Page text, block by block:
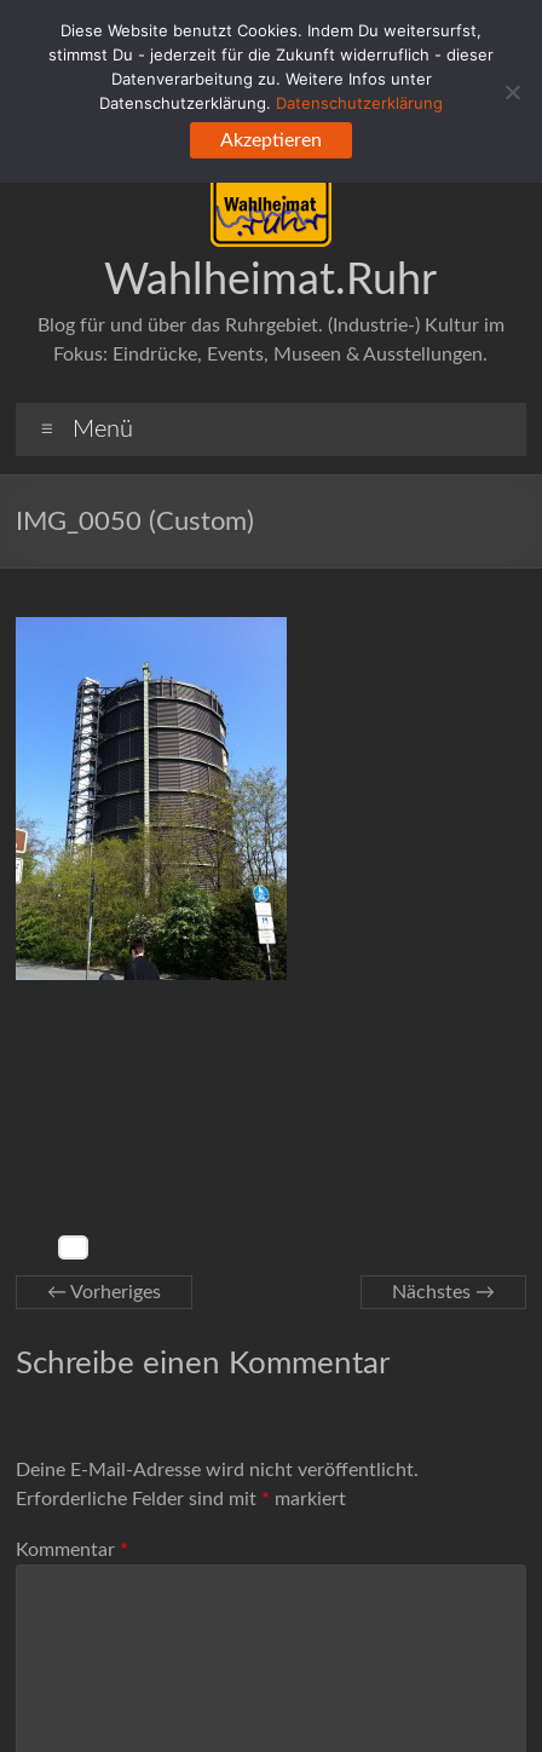
springen
Wahlheimat.Ruhr
Blog für und über das Ruhrgebiet. (Industrie-) Kultur im
Fokus: Eindrücke, Events, Museen & Ausstellungen.
Menü
IMG_0050 (Custom)
← Vorheriges Nächstes →
Schreibe einen Kommentar
Deine E-Mail-Adresse wird nicht veröffentlicht.
Erforderliche Felder sind mit * markiert
Kommentar *
Diese Website benutzt Cookies. Indem Du weitersurfst,
stimmst Du - jederzeit für die Zukunft widerruflich - dieser
Datenverarbeitung zu. Weitere Infos unter
Datenschutzerklärung. Datenschutzerklärung
Akzeptieren